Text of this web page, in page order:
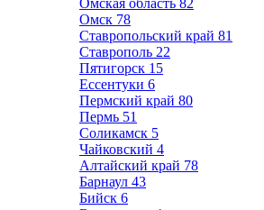
Омская область 82
Омск 78
Ставропольский край 81
Ставрополь 22
Пятигорск 15
Ессентуки 6
Пермский край 80
Пермь 51
Соликамск 5
Чайковский 4
Алтайский край 78
Барнаул 43
Бийск 6